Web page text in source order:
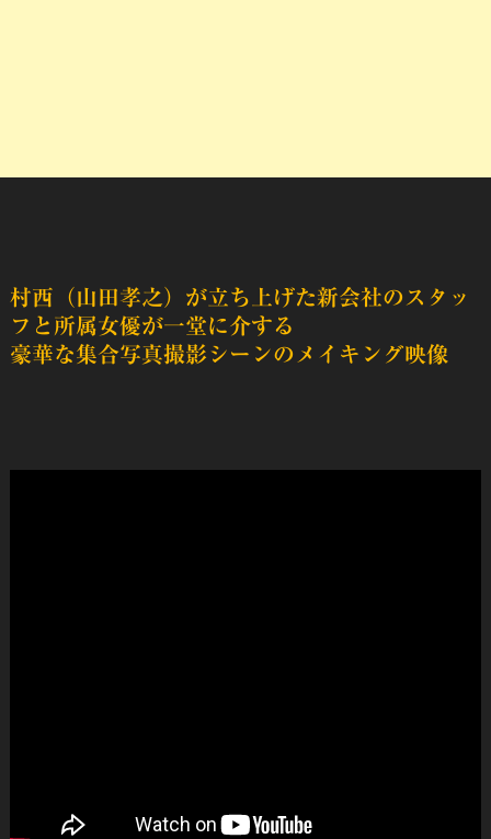
村西（山田孝之）が立ち上げた新会社のスタッ
フと所属女優が一堂に介する
豪華な集合写真撮影シーンのメイキング映像